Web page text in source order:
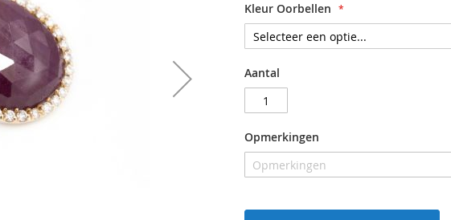
Kleur Oorbellen
Aantal
Opmerkingen